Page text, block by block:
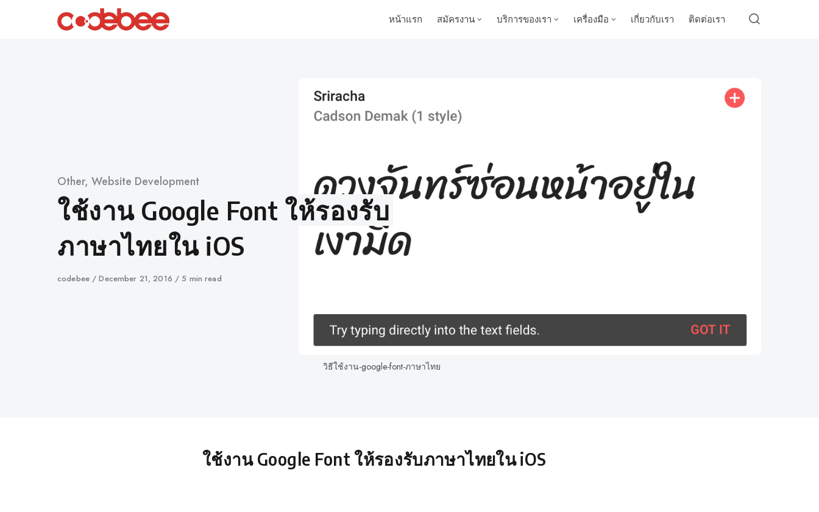
หน้าแรก สมัครงาน บริการของเรา เครื่องมือ เกี่ยวกับเรา ติดต่อเรา
Category
Other, Website Development
ใช้งาน Google Font ให้รองรับ
ภาษาไทยใน iOS
Author
codebee
Published
December 21, 2016 5 min read
วิธีใช้งาน-google-font-ภาษาไทย
ใช้งาน Google Font ให้รองรับภาษาไทยใน iOS